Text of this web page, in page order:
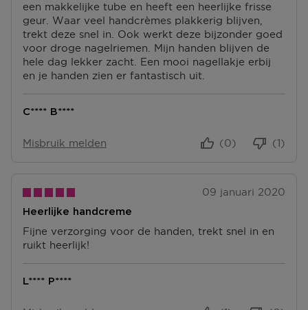
een makkelijke tube en heeft een heerlijke frisse
geur. Waar veel handcrèmes plakkerig blijven,
trekt deze snel in. Ook werkt deze bijzonder goed
voor droge nagelriemen. Mijn handen blijven de
hele dag lekker zacht. Een mooi nagellakje erbij
en je handen zien er fantastisch uit.
C**** B****
Misbruik melden (1)
(0)
09 januari 2020
Heerlijke handcreme
Fijne verzorging voor de handen, trekt snel in en
ruikt heerlijk!
L**** P****